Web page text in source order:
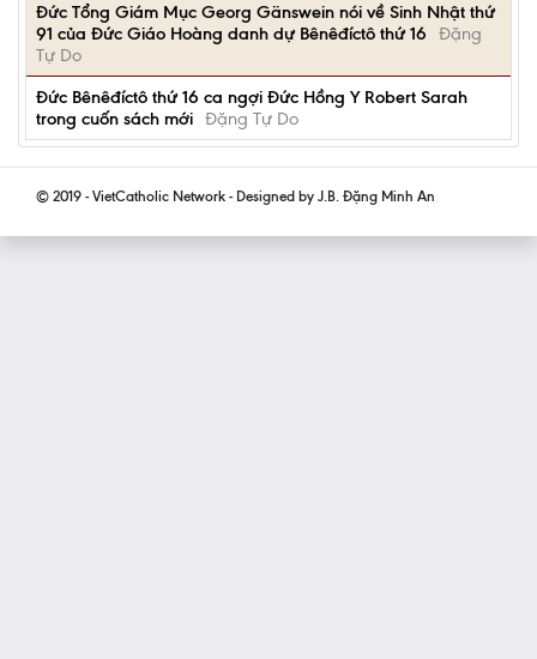
Đức Tổng Giám Mục Georg Gänswein nói về Sinh Nhật thứ
91 của Đức Giáo Hoàng danh dự Bênêđíctô thứ 16
Đặng
Tự Do
Đức Bênêđíctô thứ 16 ca ngợi Đức Hồng Y Robert Sarah
trong cuốn sách mới Đặng Tự Do
© 2019 - VietCatholic Network - Designed by J.B. Đặng Minh An